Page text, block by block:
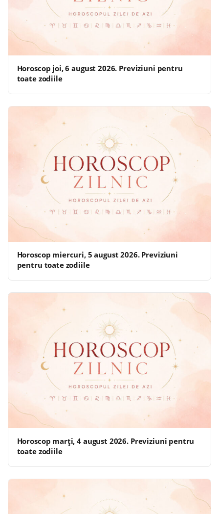
Horoscop joi, 6 august 2026. Previziuni pentru
toate zodiile
Horoscop miercuri, 5 august 2026. Previziuni
pentru toate zodiile
Horoscop marți, 4 august 2026. Previziuni pentru
toate zodiile